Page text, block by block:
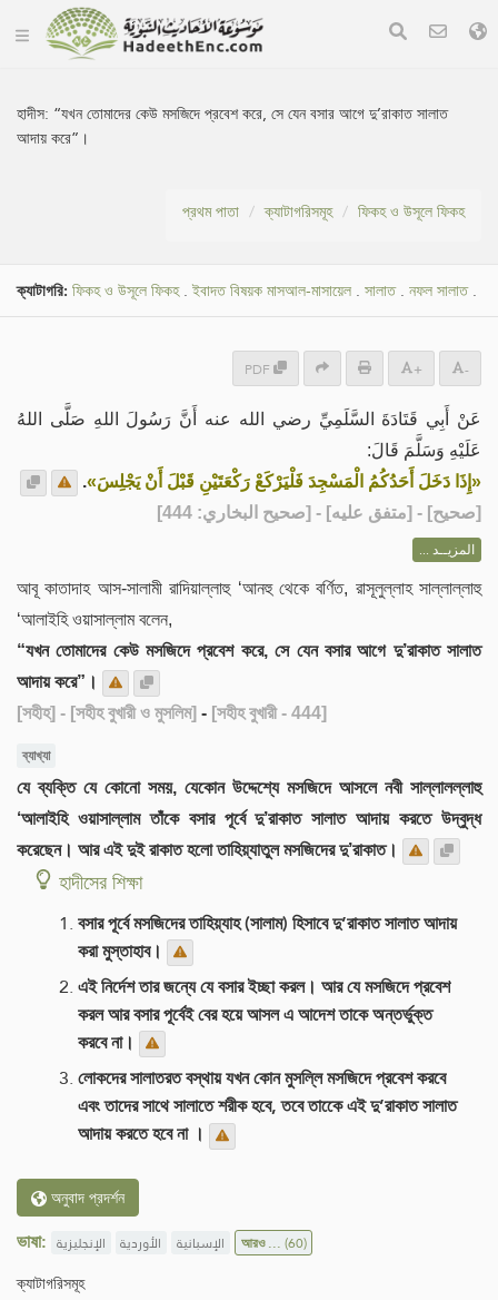
হাদীস: “যখন তোমাদের কেউ মসজিদে প্রবেশ করে, সে যেন বসার আগে দু’রাকাত সালাত
আদায় করে”।
প্রথম পাতা ক্যাটাগরিসমূহ ফিকহ ও উসূলে ফিকহ
ক্যাটাগরি: ফিকহ ও উসূলে ফিকহ. ইবাদত বিষয়ক মাসআল-মাসায়েল . সালাত. নফল সালাত.
PDF + -
عَنْ ‌أَبِي قَتَادَةَ السَّلَمِيِّ رضي الله عنه أَنَّ رَسُولَ اللهِ صَلَّى اللهُ
عَلَيْهِ وَسَلَّمَ قَالَ:
«إِذَا دَخَلَ أَحَدُكُمُ الْمَسْجِدَ فَلْيَرْكَعْ رَكْعَتَيْنِ قَبْلَ أَنْ يَجْلِسَ».
[صحيح] - [متفق عليه] - [صحيح البخاري: 444]
المزيــد ...
আবূ কাতাদাহ আস-সালামী রাদিয়াল্লাহু ‘আনহু থেকে বর্ণিত, রাসূলুল্লাহ সাল্লাল্লাহু
‘আলাইহি ওয়াসাল্লাম বলেন,
“যখন তোমাদের কেউ মসজিদে প্রবেশ করে, সে যেন বসার আগে দু’রাকাত সালাত
আদায় করে”।
[সহীহ] - [সহীহ বুখারী ও মুসলিম] - [সহীহ বুখারী - 444]
ব্যাখ্যা
যে ব্যক্তি যে কোনো সময়, যেকোন উদ্দেশ্যে মসজিদে আসলে নবী সাল্লালল্লাহু
‘আলাইহি ওয়াসাল্লাম তাঁকে বসার পূর্বে দু’রাকাত সালাত আদায় করতে উদ্বুদ্ধ
করেছেন। আর এই দুই রাকাত হলো তাহিয়্যাতুল মসজিদের দু’রাকাত।
হাদীসের শিক্ষা
বসার পূর্বে মসজিদের তাহিয়্যাহ (সালাম) হিসাবে দু’রাকাত সালাত আদায়
করা মুস্তাহাব।
এই নির্দেশ তার জন্যে যে বসার ইচ্ছা করল। আর যে মসজিদে প্রবেশ
করল আর বসার পূর্বেই বের হয়ে আসল এ আদেশ তাকে অন্তর্ভুক্ত
করবে না।
লোকদের সালাতরত বস্থায় যখন কোন মুসল্লি মসজিদে প্রবেশ করবে
এবং তাদের সাথে সালাতে শরীক হবে, তবে তাকেে এই দু’রাকাত সালাত
আদায় করতে হবে না ।
অনুবাদ প্রদর্শন
ভাষা: الإنجليزية الأوردية الإسبانية আরও ...(60)
ক্যাটাগরিসমূহ